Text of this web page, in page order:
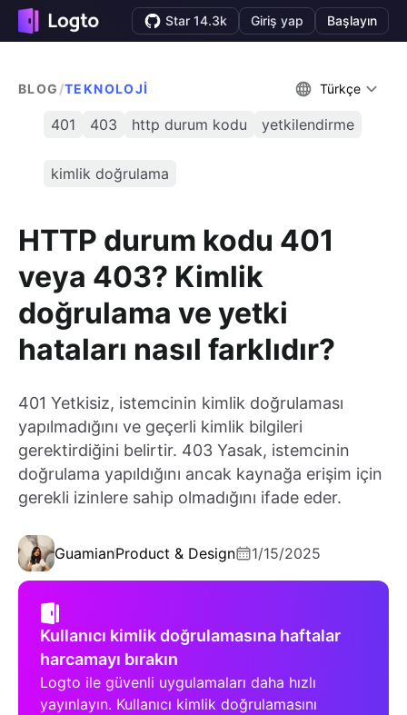
Star 14.3k Giriş yap Başlayın
BLOG /TEKNOLOJI Türkçe
401 403 http durum kodu yetkilendirme
kimlik doğrulama
HTTP durum kodu 401
veya 403? Kimlik
doğrulama ve yetki
hataları nasıl farklıdır?
401 Yetkisiz, istemcinin kimlik doğrulaması
yapılmadığını ve geçerli kimlik bilgileri
gerektirdiğini belirtir. 403 Yasak, istemcinin
doğrulama yapıldığını ancak kaynağa erişim için
gerekli izinlere sahip olmadığını ifade eder.
GuamianProduct & Design 1/15/2025
Kullanıcı kimlik doğrulamasına haftalar
harcamayı bırakın
Logto ile güvenli uygulamaları daha hızlı
yayınlayın. Kullanıcı kimlik doğrulamasını